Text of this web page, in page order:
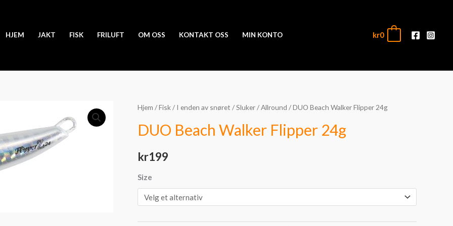
HJEM JAKT FISK FRILUFT OM OSS KONTAKT OSS MIN KONTO kr0
Hjem /Fisk/ I enden av snøret /Sluker/Allround / DUO Beach Walker Flipper 24g
DUO Beach Walker Flipper 24g
kr199
Size
DUO
Walker
24g
antall